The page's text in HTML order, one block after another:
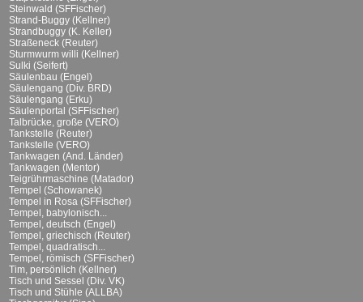
Steinwald (SFFischer)
Strand-Buggy (Kellner)
Strandbuggy (K. Keller)
Straßeneck (Reuter)
Sturmwurm willi (Kellner)
Sulki (Seifert)
Säulenbau (Engel)
Säulengang (Div. BRD)
Säulengang (Erku)
Säulenportal (SFFischer)
Talbrücke, große (VERO)
Tankstelle (Reuter)
Tankstelle (VERO)
Tankwagen (And. Länder)
Tankwagen (Mentor)
Teigrührmaschine (Matador)
Tempel (Schowanek)
Tempel in Rosa (SFFischer)
Tempel, babylonisch...
Tempel, deutsch (Engel)
Tempel, griechisch (Reuter)
Tempel, quadratisch...
Tempel, römisch (SFFischer)
Tim, persönlich (Kellner)
Tisch und Sessel (Div. VK)
Tisch und Stühle (ALLBA)